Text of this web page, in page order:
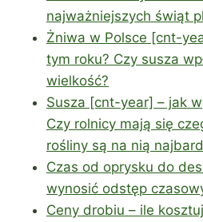
najważniejszych świąt
Żniwa w Polsce [cnt-
tym roku? Czy susza
wielkość?
Susza [cnt-year] – jak
Czy rolnicy mają się
rośliny są na nią
Czas od oprysku do
wynosić odstęp
Ceny drobiu – ile